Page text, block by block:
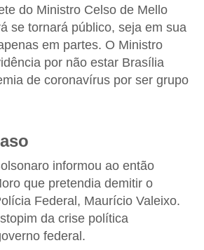
do Ministro Celso de Mello
se tornará público, seja em sua
em partes. O Ministro
por não estar Brasília
de coronavírus por ser grupo
informou ao então
que pretendia demitir o
Federal, Maurício Valeixo.
da crise política
federal.